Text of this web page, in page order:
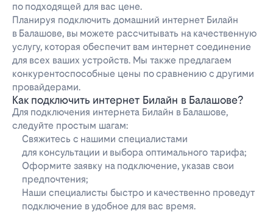
по подходящей для вас цене.
Планируя подключить домашний интернет Билайн
в Балашове, вы можете рассчитывать на качественную
услугу, которая обеспечит вам интернет соединение
для всех ваших устройств. Мы также предлагаем
конкурентоспособные цены по сравнению с другими
провайдерами.
Как подключить интернет Билайн в Балашове?
Для подключения интернета Билайн в Балашове,
следуйте простым шагам:
Свяжитесь с нашими специалистами
для консультации и выбора оптимального тарифа;
Оформите заявку на подключение, указав свои
предпочтения;
Наши специалисты быстро и качественно проведут
подключение в удобное для вас время.